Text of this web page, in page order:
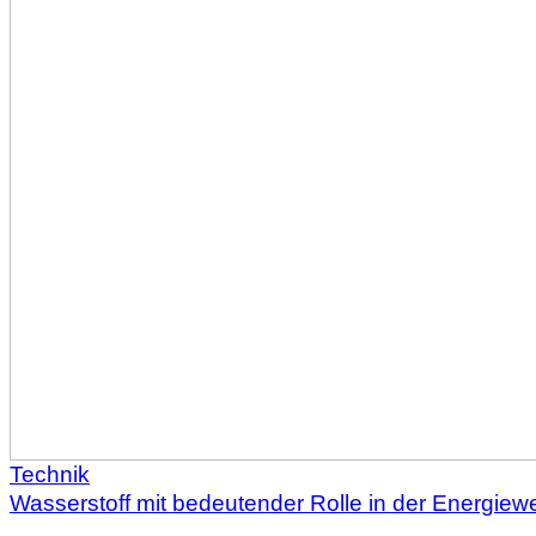
Technik
Wasserstoff mit bedeutender Rolle in der